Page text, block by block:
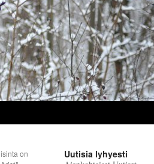
on
Uutisia lyhyesti